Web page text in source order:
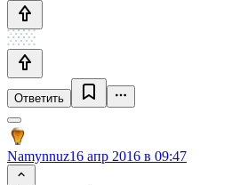
Ответить
Namynnuz16 апр 2016 в 09:47